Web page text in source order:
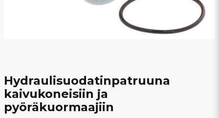
Hydraulisuodatinpatruuna
kaivukoneisiin ja
pyöräkuormaajiin